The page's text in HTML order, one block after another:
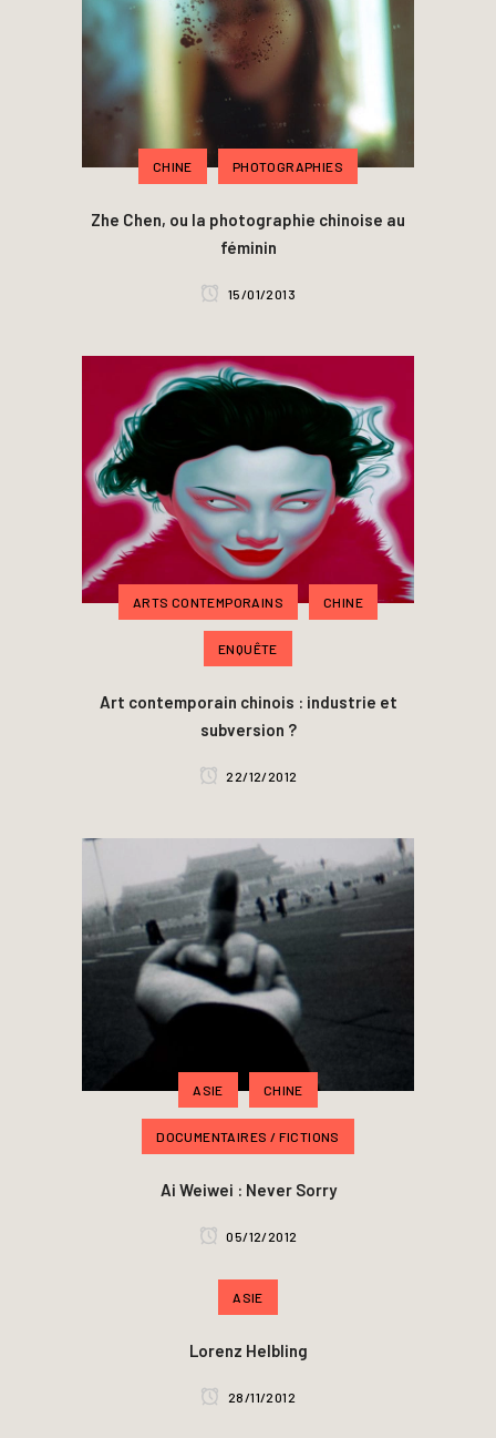
CHINE PHOTOGRAPHIES
Zhe Chen, ou la photographie chinoise au
féminin
15/01/2013
ARTS CONTEMPORAINS CHINE
ENQUÊTE
Art contemporain chinois : industrie et
subversion ?
22/12/2012
ASIE CHINE
DOCUMENTAIRES / FICTIONS
Ai Weiwei : Never Sorry
05/12/2012
ASIE
Lorenz Helbling
28/11/2012